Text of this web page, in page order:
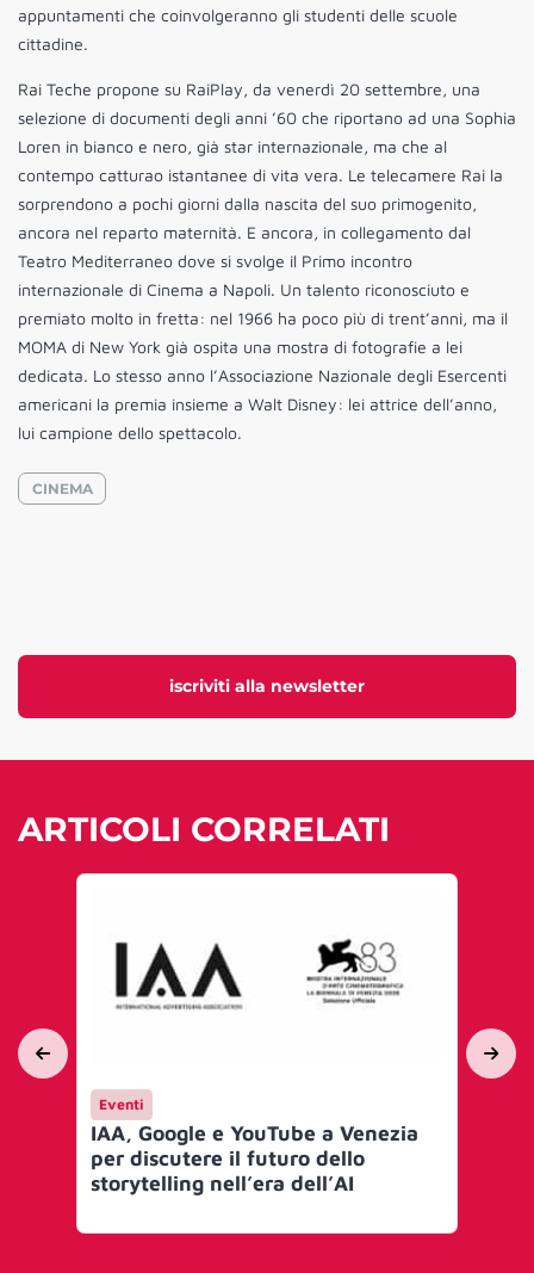
iscriviti alla newsletter
appuntamenti che coinvolgeranno gli studenti delle scuole
cittadine.
Rai Teche propone su RaiPlay, da venerdì 20 settembre, una
selezione di documenti degli anni ’60 che riportano ad una Sophia
Loren in bianco e nero, già star internazionale, ma che al
contempo catturao istantanee di vita vera. Le telecamere Rai la
sorprendono a pochi giorni dalla nascita del suo primogenito,
ancora nel reparto maternità. E ancora, in collegamento dal
Teatro Mediterraneo dove si svolge il Primo incontro
internazionale di Cinema a Napoli. Un talento riconosciuto e
premiato molto in fretta: nel 1966 ha poco più di trent’anni, ma il
MOMA di New York già ospita una mostra di fotografie a lei
dedicata. Lo stesso anno l’Associazione Nazionale degli Esercenti
americani la premia insieme a Walt Disney: lei attrice dell’anno,
lui campione dello spettacolo.
CINEMA
ARTICOLI CORRELATI
Eventi
IAA, Google e YouTube a Venezia
per discutere il futuro dello
storytelling nell’era dell’AI